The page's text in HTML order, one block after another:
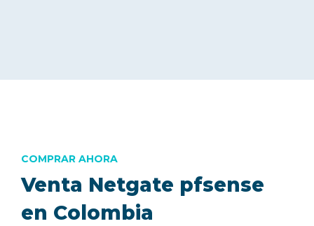
Venta Netgate pfsense
en Colombia
COMPRAR AHORA